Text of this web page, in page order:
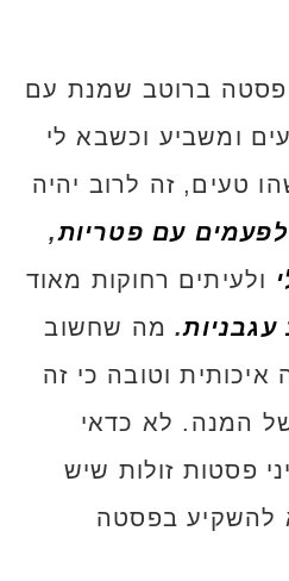
פסטה ברוטב שמנת עם
ומשביע וכשבא לי
טעים, זה לרוב יהיה
לפעמים עם פטריות,
ולעיתים רחוקות מאוד
. מה שחשוב
וטובה כי זה
המנה. לא כדאי
פסטות זולות שיש
להשקיע בפסטה